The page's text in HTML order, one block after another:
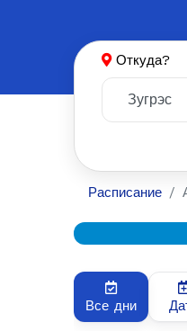
Откуда?
Расписание
Все дни